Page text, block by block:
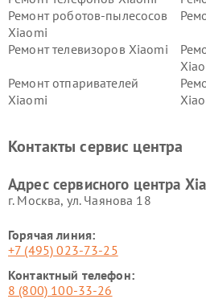
Ремонт роботов-пылесосов
Xiaomi
Ремонт телевизоров Xiaomi
Ремонт отпаривателей
Xiaomi
Ремонт стиральных машин
Контакты сервис центра
Адрес сервисного центра
г. Москва, ул. Чаянова 18
Горячая линия:
+7 (495) 023-73-25
Контактный телефон:
8 (800) 100-33-26